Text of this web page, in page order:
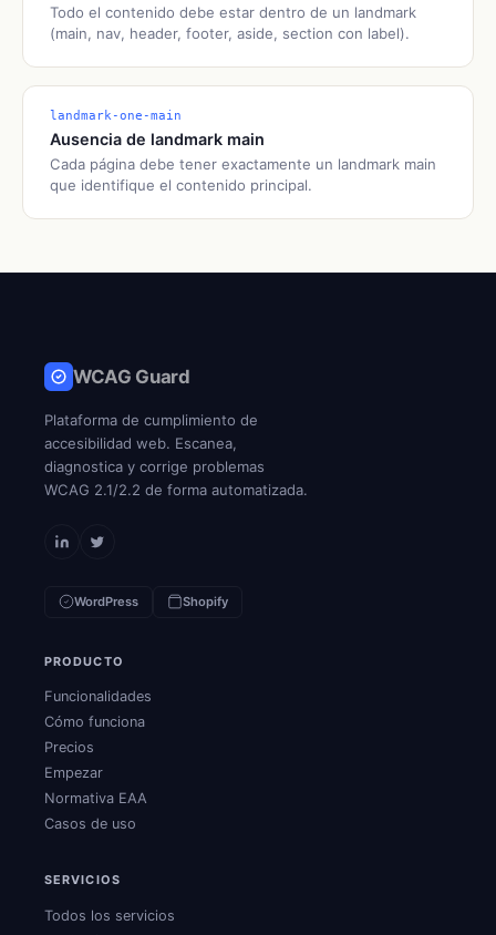
Todo el contenido debe estar dentro de un landmark
(main, nav, header, footer, aside, section con label).
landmark-one-main
Ausencia de landmark main
Cada página debe tener exactamente un landmark main
que identifique el contenido principal.
WCAG Guard
Plataforma de cumplimiento de
accesibilidad web. Escanea,
diagnostica y corrige problemas
WCAG 2.1/2.2 de forma automatizada.
WordPress Shopify
PRODUCTO
Funcionalidades
Cómo funciona
Precios
Empezar
Normativa EAA
Casos de uso
SERVICIOS
Todos los servicios